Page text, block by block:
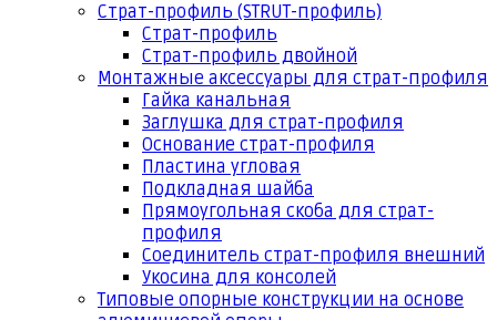
Страт-профиль (STRUT-профиль)
Страт-профиль
Страт-профиль двойной
Монтажные аксессуары для страт-профиля
Гайка канальная
Заглушка для страт-профиля
Основание страт-профиля
Пластина угловая
Подкладная шайба
Прямоугольная скоба для страт-
профиля
Соединитель страт-профиля внешний
Укосина для консолей
Типовые опорные конструкции на основе